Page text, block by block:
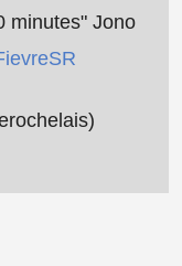
minutes" Jono